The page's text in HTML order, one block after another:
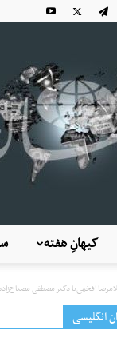
کیهانِ هفته
افخمی‌با دکتر مصطفی
انگلیسی